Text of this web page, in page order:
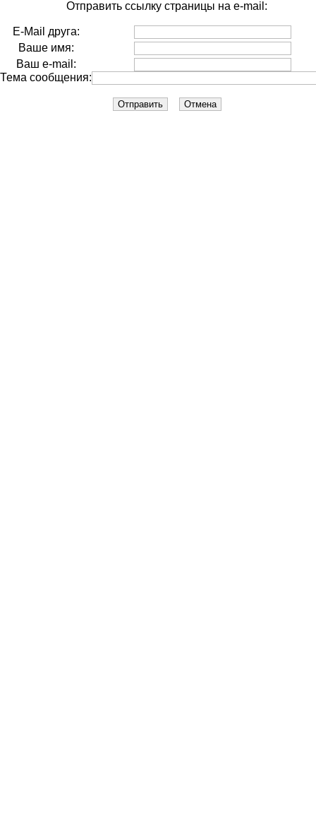
Отправить ссылку страницы на e-mail:
E-Mail друга:
Ваше имя:
Ваш e-mail:
Тема сообщения: